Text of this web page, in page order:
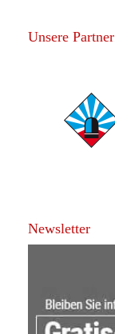
Unsere Partner
Newsletter